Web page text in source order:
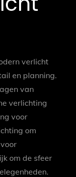
verlicht
en planning.
van
verlichting
voor
om
om de sfeer